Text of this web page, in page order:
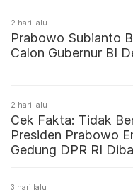
2 hari lalu
Prabowo Subianto
Calon Gubernur BI
2 hari lalu
Cek Fakta: Tidak
Presiden Prabowo
Gedung DPR RI
3 hari lalu